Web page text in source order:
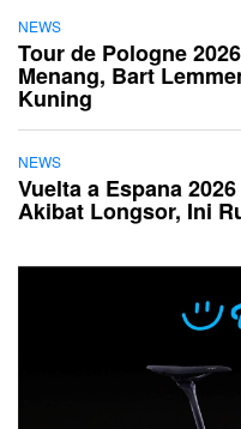
NEWS
Tour de Pologne
Menang, Bart
Kuning
NEWS
Vuelta a Espana
Akibat Longsor, Ini